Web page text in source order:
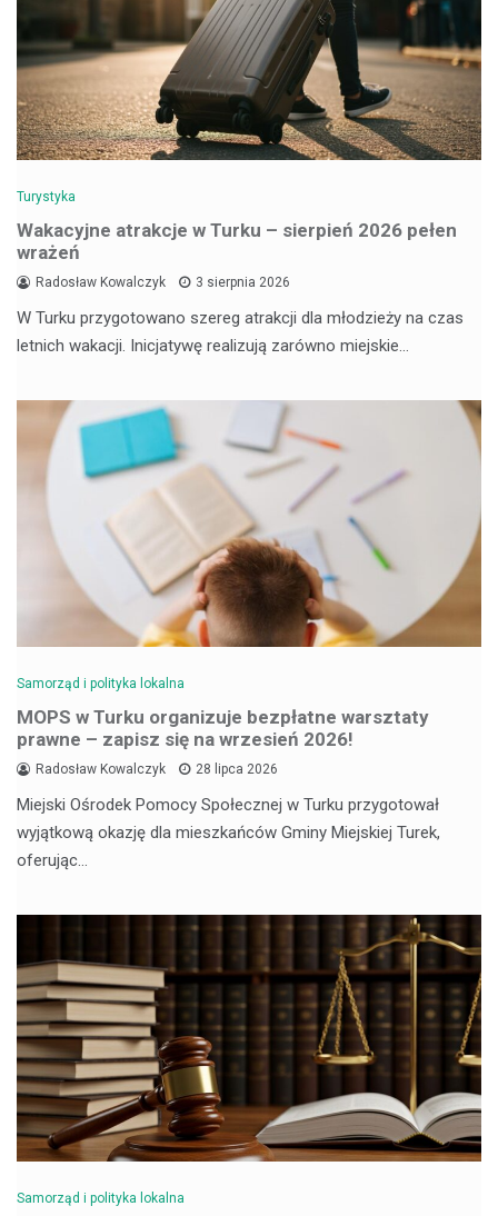
Turystyka
Wakacyjne atrakcje w Turku – sierpień 2026 pełen
wrażeń
Radosław Kowalczyk 3 sierpnia 2026
W Turku przygotowano szereg atrakcji dla młodzieży na czas
letnich wakacji. Inicjatywę realizują zarówno miejskie…
Samorząd i polityka lokalna
MOPS w Turku organizuje bezpłatne warsztaty
prawne – zapisz się na wrzesień 2026!
Radosław Kowalczyk 28 lipca 2026
Miejski Ośrodek Pomocy Społecznej w Turku przygotował
wyjątkową okazję dla mieszkańców Gminy Miejskiej Turek,
oferując…
Samorząd i polityka lokalna